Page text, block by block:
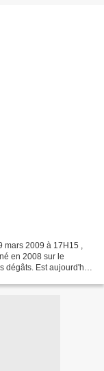
2009 à 17H15 ,
en 2008 sur le
Est aujourd'hui